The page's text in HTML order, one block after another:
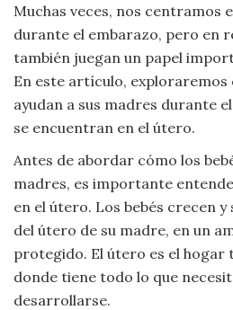
Leyes
Literatura
Moda
y
Tendencias
Naturaleza
Psicología
Religión
Muchas veces, nos centramos
durante el embarazo, pero en
también juegan un papel
En este artículo, exploraremos
ayudan a sus madres durante
se encuentran en el útero.
Antes de abordar cómo los
madres, es importante
en el útero. Los bebés crecen
del útero de su madre, en un
protegido. El útero es el hogar
donde tiene todo lo que
desarrollarse.